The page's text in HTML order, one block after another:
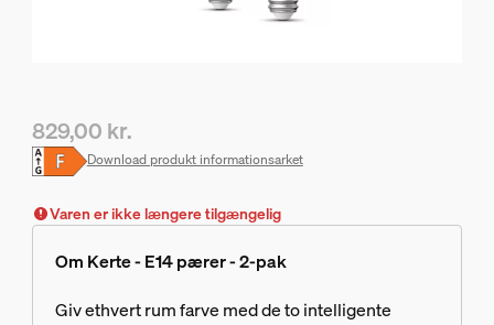
Nuværende pris er 829,00 kr.
829,00 kr.
Download produkt informationsarket
Varen er ikke længere tilgængelig
Om Kerte - E14 pærer - 2-pak
Giv ethvert rum farve med de to intelligente